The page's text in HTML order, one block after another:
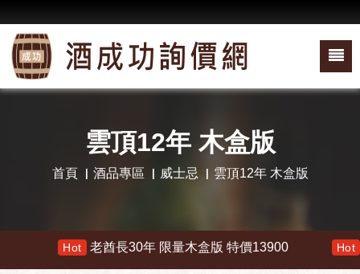
雲頂12年 木盒版
首頁 酒品專區 威士忌 雲頂12年 木盒版
老酋長30年 限量木盒版 特價13900 響